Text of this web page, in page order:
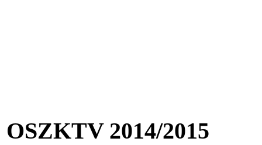
OSZKTV 2014/2015